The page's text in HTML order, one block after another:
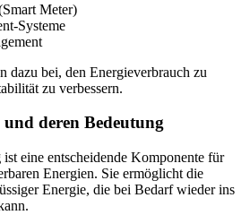
Meter)
Systeme
dazu bei, den Energieverbrauch zu
zu verbessern.
deren Bedeutung
ist eine entscheidende Komponente für
Energien. Sie ermöglicht die
Energie, die bei Bedarf wieder ins